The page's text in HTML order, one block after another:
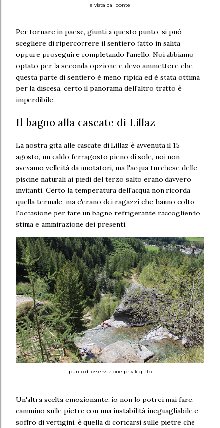
la vista dal ponte
Per tornare in paese, giunti a questo punto, si può
scegliere di ripercorrere il sentiero fatto in salita
oppure proseguire completando l'anello. Noi abbiamo
optato per la seconda opzione e devo ammettere che
questa parte di sentiero è meno ripida ed è stata ottima
per la discesa, certo il panorama dell'altro tratto è
imperdibile.
Il bagno alla cascate di Lillaz
La nostra gita alle cascate di Lillaz è avvenuta il 15
agosto, un caldo ferragosto pieno di sole, noi non
avevamo velleità da nuotatori, ma l'acqua turchese delle
piscine naturali ai piedi del terzo salto erano davvero
invitanti. Certo la temperatura dell'acqua non ricorda
quella termale, ma c'erano dei ragazzi che hanno colto
l'occasione per fare un bagno refrigerante raccogliendo
stima e ammirazione dei presenti.
punto di osservazione privilegiato
Un'altra scelta emozionante, io non lo potrei mai fare,
cammino sulle pietre con una instabilità ineguagliabile e
soffro di vertigini, è quella di coricarsi sulle pietre che